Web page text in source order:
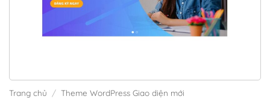
Trang chủ / Theme WordPress Giao diện mới